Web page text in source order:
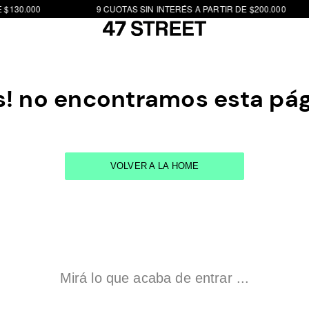
9 CUOTAS SIN INTERÉS A PARTIR DE $200.000
no encontramos esta
VOLVER A LA HOME
Mirá lo que acaba de entrar ...